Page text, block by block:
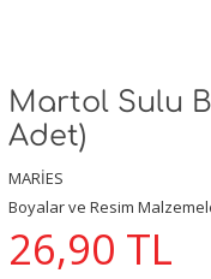
Martol Sulu
Adet)
MARİES
Boyalar ve Resim
26,90 TL